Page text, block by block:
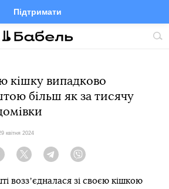
Підтримати
FacebookTelegramTwitter
випадково
більш як за тисячу
квітня 2024
Facebook Twitter Telegram
воззʼєдналася зі своєю кішкою